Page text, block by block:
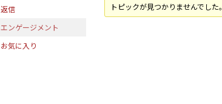
返信
エンゲージメント
お気に入り
トピックが見つかりませんでした。